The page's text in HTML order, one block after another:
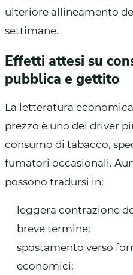
ulteriore allineamento
settimane.
Effetti attesi su
pubblica e gettito
La letteratura
prezzo è uno dei driver
consumo di tabacco,
fumatori occasionali.
possono tradursi in:
leggera contrazione
breve termine;
spostamento verso
economici;